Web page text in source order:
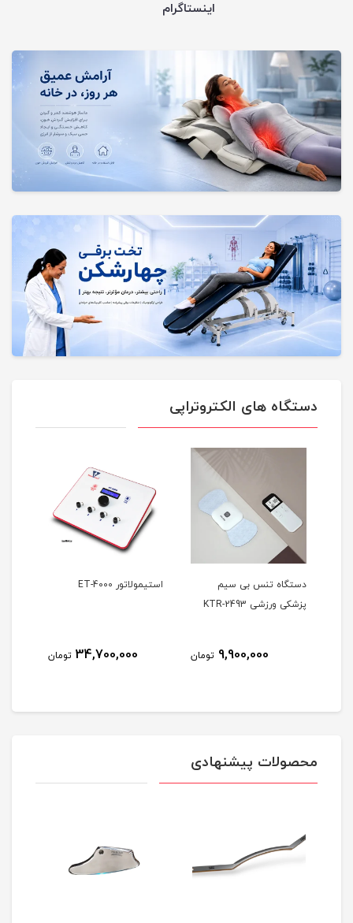
اینستاگرام
دستگاه های الکتروتراپی
دستگاه تنس بی سیم
پزشکی ورزشی KTR-2493
9,900,000 تومان
استیمولاتور ET-4000
34,700,000 تومان
محصولات پیشنهادی